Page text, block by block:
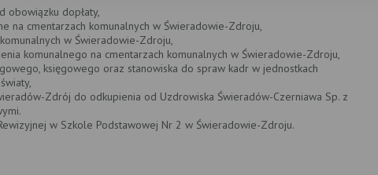
obowiązku dopłaty,
na cmentarzach komunalnych w Świeradowie-Zdroju,
w Świeradowie-Zdroju,
komunalnego na cmentarzach komunalnych w Świeradowie-Zdroju,
księgowego oraz stanowiska do spraw kadr w jednostkach
Zdrój do odkupienia od Uzdrowiska Świeradów-Czerniawa Sp. z
w Szkole Podstawowej Nr 2 w Świeradowie-Zdroju.